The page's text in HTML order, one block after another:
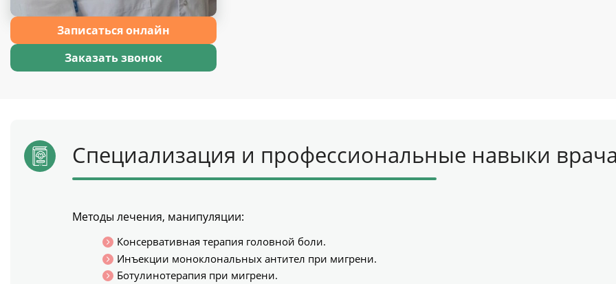
Записаться онлайн
Заказать звонок
Специализация и профессиональные навыки врача
Методы лечения, манипуляции:
Консервативная терапия головной боли.
Инъекции моноклональных антител при мигрени.
Ботулинотерапия при мигрени.